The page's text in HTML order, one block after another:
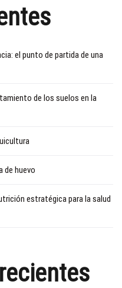
el punto de partida de una
de los suelos en la
de huevo
estratégica para la salud